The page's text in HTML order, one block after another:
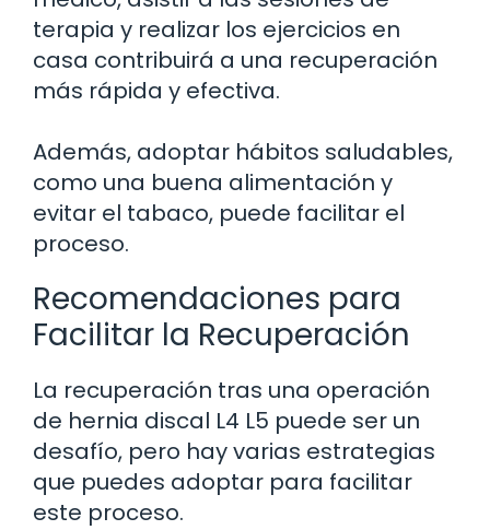
terapia y realizar los ejercicios en
casa contribuirá a una recuperación
más rápida y efectiva.
Además, adoptar hábitos saludables,
como una buena alimentación y
evitar el tabaco, puede facilitar el
proceso.
Recomendaciones para
Facilitar la Recuperación
La recuperación tras una operación
de hernia discal L4 L5 puede ser un
desafío, pero hay varias estrategias
que puedes adoptar para facilitar
este proceso.